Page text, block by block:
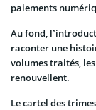
paiements
Au fond,
raconter une
volumes traités,
renouvellent.
Le cartel des